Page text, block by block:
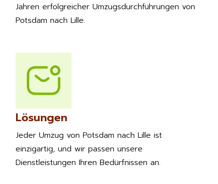
Jahren erfolgreicher Umzugsdurchführungen von
Potsdam nach Lille.
Lösungen
Jeder Umzug von Potsdam nach Lille ist
einzigartig, und wir passen unsere
Dienstleistungen Ihren Bedürfnissen an.